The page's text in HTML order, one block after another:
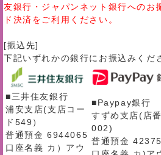
友銀行・ジャパンネット銀行へのお
ド決済をご利用ください。
[振込先]
下記いずれかの銀行にお振込みくだ
■三井住友銀行
浦安支店(支店コー
ド549）
普通預金 6944065
口座名義 カ）アウ
■Paypay銀行
すずめ支店(店
002)
普通預金